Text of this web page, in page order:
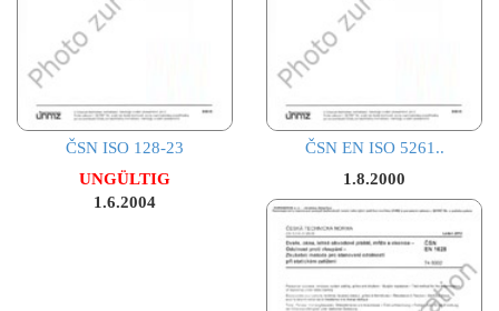
ČSN ISO 128-23
UNGÜLTIG
1.6.2004
ČSN EN ISO 5261..
1.8.2000